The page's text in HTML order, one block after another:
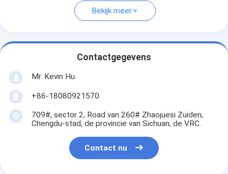
Bekijk meer
Contactgegevens
Mr. Kevin Hu
+86-18080921570
709#, sector 2, Road van 260# Zhaojuesi Zuiden,
Chengdu-stad, de provincie van Sichuan, de VRC.
Contact nu